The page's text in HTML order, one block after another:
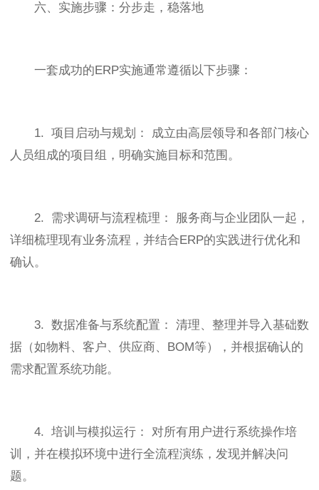
六、实施步骤：分步走，稳落地
一套成功的ERP实施通常遵循以下步骤：
1. 项目启动与规划： 成立由高层领导和各部门核心
人员组成的项目组，明确实施目标和范围。
2. 需求调研与流程梳理： 服务商与企业团队一起，
详细梳理现有业务流程，并结合ERP的实践进行优化和
确认。
3. 数据准备与系统配置： 清理、整理并导入基础数
据（如物料、客户、供应商、BOM等），并根据确认的
需求配置系统功能。
4. 培训与模拟运行： 对所有用户进行系统操作培
训，并在模拟环境中进行全流程演练，发现并解决问
题。